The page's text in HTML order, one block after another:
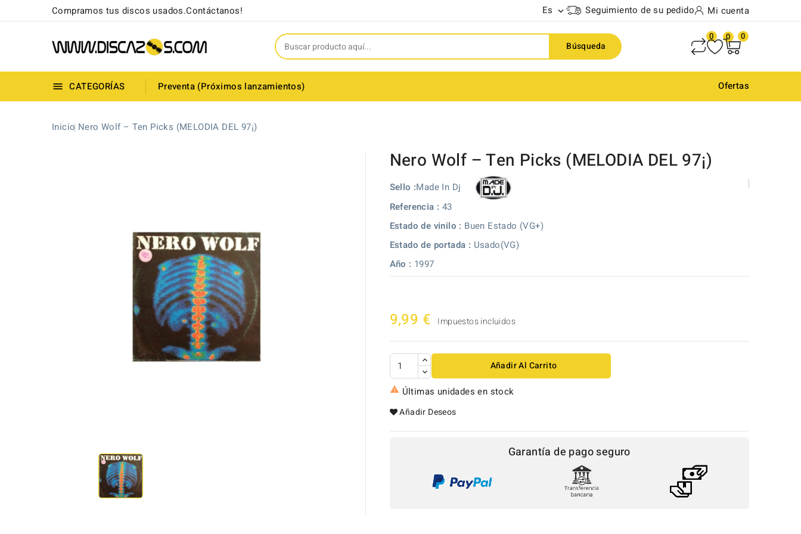
Compramos tus discos usados.Contáctanos! Es  Seguimiento de su pedido Mi cuenta
Búsqueda
0 0 0
 CATEGORÍAS Preventa (Próximos lanzamientos) Ofertas
Inicio Nero Wolf ‎– Ten Picks (MELODIA DEL 97¡)
Nero Wolf ‎– Ten Picks (MELODIA DEL 97¡)
Sello :Made In Dj
Referencia : 43
Estado de vinilo : Buen Estado (VG+)
Estado de portada : Usado(VG)
Año : 1997
9,99 € Impuestos incluidos
Añadir Al Carrito
 Últimas unidades en stock
Añadir Deseos
Garantía de pago seguro